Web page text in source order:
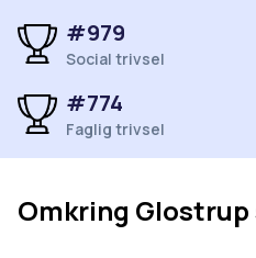
#979
Social trivsel
#774
Faglig trivsel
Omkring Glostrup